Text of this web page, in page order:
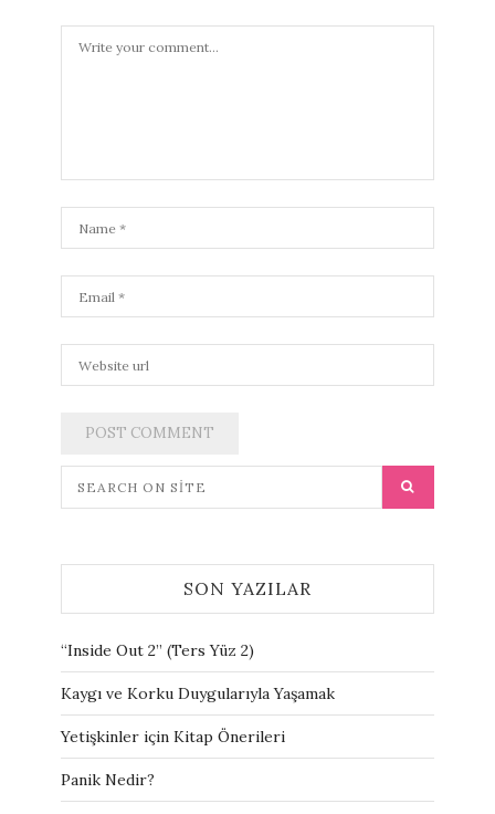
SON YAZILAR
“Inside Out 2” (Ters Yüz 2)
Kaygı ve Korku Duygularıyla Yaşamak
Yetişkinler için Kitap Önerileri
Panik Nedir?